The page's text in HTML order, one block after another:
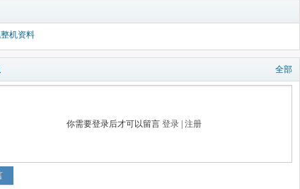
机资料
全部
你需要登录后才可以留言 登录| 注册